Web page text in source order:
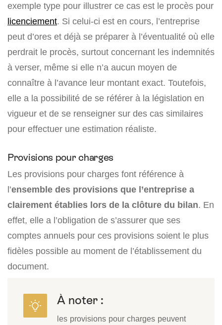
exemple type pour illustrer ce cas est le procès pour
licenciement. Si celui-ci est en cours, l’entreprise
peut d’ores et déjà se préparer à l’éventualité où elle
perdrait le procès, surtout concernant les indemnités
à verser, même si elle n’a aucun moyen de
connaître à l’avance leur montant exact. Toutefois,
elle a la possibilité de se référer à la législation en
vigueur et de se renseigner sur des cas similaires
pour effectuer une estimation réaliste.
Provisions pour charges
Les provisions pour charges font référence à
l’ensemble des provisions que l’entreprise a
clairement établies lors de la clôture du bilan. En
effet, elle a l’obligation de s’assurer que ses
comptes annuels pour ces provisions soient le plus
fidèles possible au moment de l’établissement du
document.
À noter :
les provisions pour charges peuvent